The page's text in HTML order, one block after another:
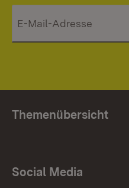
Themenübersicht
Social Media